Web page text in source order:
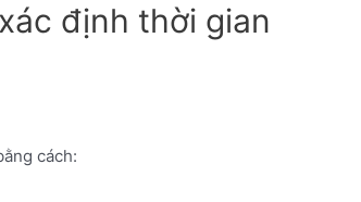
định thời gian
cách: